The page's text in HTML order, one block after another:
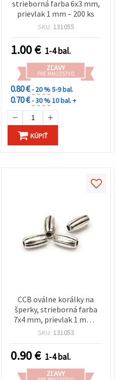
strieborná farba 6x3 mm,
prievlak 1 mm – 200 ks
SKU: 131055
1.00€ 1-4 bal.
ZĽAVY
PRE MNOŽSTVO
0.80 €- 20 %5-9 bal.
0.70 €- 30 %10 bal. +
KÚPIŤ
CCB oválne korálky na
šperky, strieborná farba
7x4 mm, prievlak 1 mm -
100 ks
SKU: 131053
0.90€ 1-4 bal.
ZĽAVY